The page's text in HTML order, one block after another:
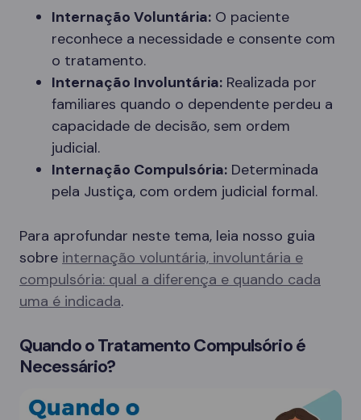
Internação Voluntária: O paciente
reconhece a necessidade e consente com
o tratamento.
Internação Involuntária: Realizada por
familiares quando o dependente perdeu a
capacidade de decisão, sem ordem
judicial.
Internação Compulsória: Determinada
pela Justiça, com ordem judicial formal.
Para aprofundar neste tema, leia nosso guia
sobre internação voluntária, involuntária e
compulsória: qual a diferença e quando cada
uma é indicada.
Quando o Tratamento Compulsório é
Necessário?